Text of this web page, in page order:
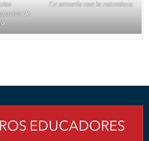
de
En armonía con la naturaleza